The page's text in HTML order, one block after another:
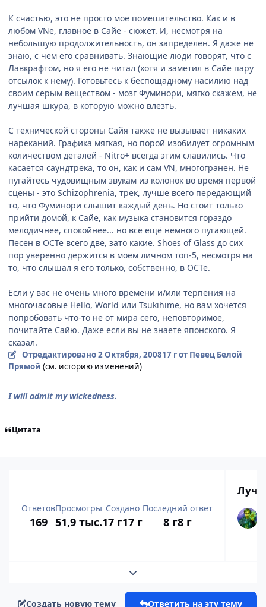
К счастью, это не просто моё помешательство. Как и в
любом VNе, главное в Сайе - сюжет. И, несмотря на
небольшую продолжительность, он запределен. Я даже не
знаю, с чем его сравнивать. Знающие люди говорят, что с
Лавкрафтом, но я его не читал (хотя и заметил в Сайе пару
отсылок к нему). Готовьтесь к беспощадному насилию над
своим серым веществом - мозг Фуминори, мягко скажем, не
лучшая шкура, в которую можно влезть.
С технической стороны Сайя также не вызывает никаких
нареканий. Графика мягкая, но порой изобилует огромным
количеством деталей - Nitro+ всегда этим славились. Что
касается саундтрека, то он, как и сам VN, многогранен. Не
пугайтесь чудовищным звукам из колонок во время первой
сцены - это Schizophrenia, трек, лучше всего передающий
то, что Фуминори слышит каждый день. Но стоит только
прийти домой, к Сайе, как музыка становится гораздо
мелодичнее, спокойнее... но всё ещё немного пугающей.
Песен в ОСТе всего две, зато какие. Shoes of Glass до сих
пор уверенно держится в моём личном топ-5, несмотря на
то, что слышал я его только, собственно, в ОСТе.
Если у вас не очень много времени и/или терпения на
многочасовые Hello, World или Tsukihime, но вам хочется
попробовать что-то не от мира сего, неповторимое,
почитайте Сайю. Даже если вы не знаете японского. Я
сказал.
Отредактировано2 Октября, 200817 гот Певец Белой
Прямой (см. историю изменений)
I will admit my wickedness.
Цитата
Ответов
169
Просмотры
51,9 тыс.
Создано
17 г17 г
Последний ответ
8 г8 г
Развернуть обзор темы
Создать новую тему Ответить на эту тему